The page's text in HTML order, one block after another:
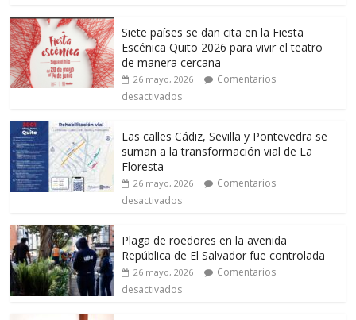
Siete países se dan cita en la Fiesta
Escénica Quito 2026 para vivir el teatro
de manera cercana
26 mayo, 2026
Comentarios
desactivados
Las calles Cádiz, Sevilla y Pontevedra se
suman a la transformación vial de La
Floresta
26 mayo, 2026
Comentarios
desactivados
Plaga de roedores en la avenida
República de El Salvador fue controlada
26 mayo, 2026
Comentarios
desactivados